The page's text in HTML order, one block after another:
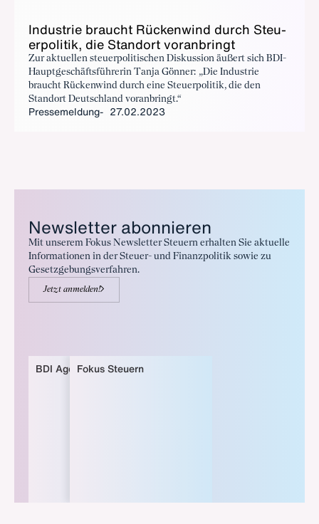
In­dus­trie braucht Rü­cken­wind durch Steu­
er­po­li­tik, die Stand­ort vor­an­bringt
Zur aktuellen steuerpolitischen Diskussion äußert sich BDI-
Hauptgeschäftsführerin Tanja Gönner: „Die Industrie
braucht Rückenwind durch eine Steuerpolitik, die den
Standort Deutschland voranbringt.“
Pressemeldung 27.02.2023
Newsletter abonnieren
Mit unserem Fokus Newsletter Steuern erhalten Sie aktuelle
Informationen in der Steuer- und Finanzpolitik sowie zu
Gesetzgebungsverfahren.
Jetzt anmelden!
BDI AgendaFokus Steuern